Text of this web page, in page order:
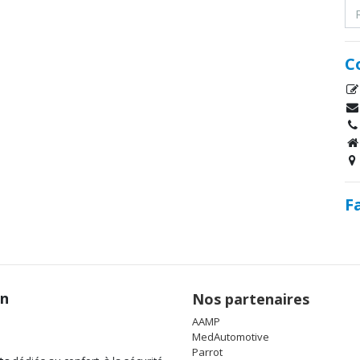
Nos partenaires
AAMP
MedAutomotive
Parrot